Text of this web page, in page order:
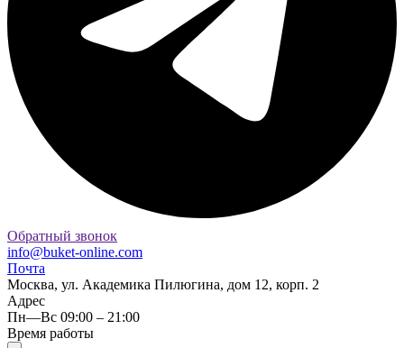
Обратный звонок
info@buket-online.com
Почта
Москва, ул. Академика Пилюгина, дом 12, корп. 2
Адрес
Пн—Вс 09:00 – 21:00
Время работы